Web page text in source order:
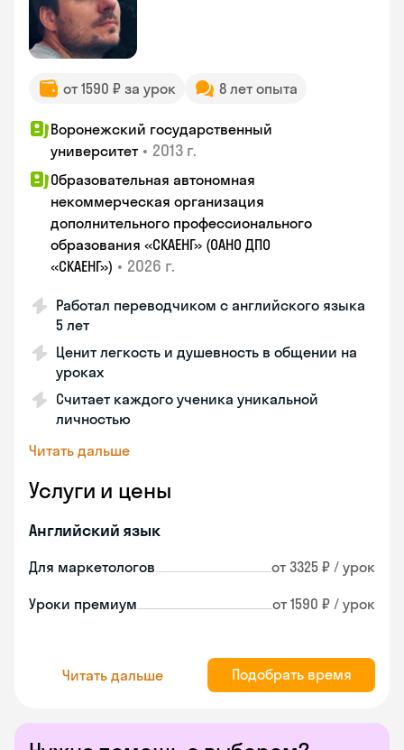
от 1590 ₽ за урок 8 лет опыта
Воронежский государственный
университет • 2013 г.
Образовательная автономная
некоммерческая организация
дополнительного профессионального
образования «СКАЕНГ» (ОАНО ДПО
«СКАЕНГ») • 2026 г.
Работал переводчиком с английского языка
5 лет
Ценит легкость и душевность в общении на
уроках
Считает каждого ученика уникальной
личностью
Читать дальше
Услуги и цены
Английский язык
Для маркетологов от 3325 ₽ / урок
Уроки премиум от 1590 ₽ / урок
Читать дальше Подобрать время